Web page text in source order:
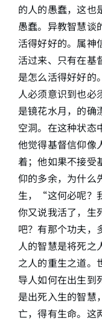
的人的愚蠢，这也
愚蠢。异教智慧谈
活得好好的。属神
活过来、只有在基
是怎么活得好好的
人必须意识到也必
是镜花水月，的确
空洞。在这种状态
他觉得基督信仰像
着；他如果不接受
仰的多余，为什么
生，“这何必呢？
你又说我活了，生
吧？有那个功夫
人的智慧是将死之
之人的重生之道。
导人如何在出生到
是出死入生的智慧
亡，得有生命。这